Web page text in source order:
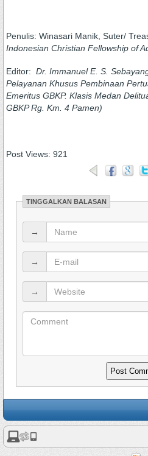
Penulis: Winasari Manik, Suter/
Indonesian Christian Fellowship of
Editor: Dr. Immanuel E. S.
Pelayanan Khusus Pembinaan
Emeritus GBKP. Klasis Medan
GBKP Rg. Km. 4 Pamen)
Post Views: 921
TINGGALKAN BALASAN
→
→
→